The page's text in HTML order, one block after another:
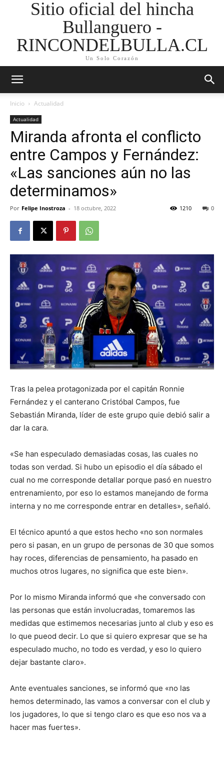
Sitio oficial del hincha
Bullanguero -
RINCONDELBULLA.CL
Un Solo Corazón
Inicio Actualidad
Actualidad
Miranda afronta el conflicto
entre Campos y Fernández:
«Las sanciones aún no las
determinamos»
Por Felipe Inostroza - 18 octubre, 2022 0
1210
Tras la pelea protagonizada por el capitán Ronnie
Fernández y el canterano Cristóbal Campos, fue
Sebastián Miranda, líder de este grupo quie debió salir a
dar la cara.
«Se han especulado demasiadas cosas, las cuales no
todas son verdad. Si hubo un episodio el día sábado el
cual no me corresponde detallar porque pasó en nuestro
entrenamiento, por eso lo estamos manejando de forma
interna y no me corresponde entrar en detalles», señaló.
El técnico apuntó a que estos hecho «no son normales
pero si pasan, en un grupo de personas de 30 que somos
hay roces, diferencias de pensamiento, ha pasado en
muchos otros lugares, no significa que este bien».
Por lo mismo Miranda informó que «he conversado con
las personas que están involucradas, tomaremos las
medidas que estimemos necesarias junto al club y eso es
lo que pueod decir. Lo que si quiero expresar que se ha
especulado mucho, no todo es verdad, y eso lo quiero
dejar bastante claro».
Ante eventuales sanciones, se informó que «no las
hemos determinado, las vamos a conversar con el club y
los jugadores, lo que si tengo claro es que eso nos va a
hacer mas fuertes».